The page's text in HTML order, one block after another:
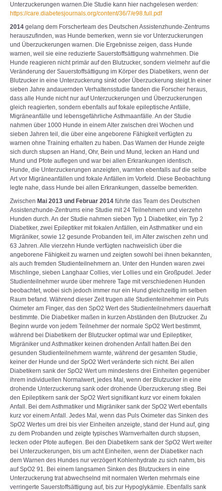
Unterzuckerungen warnen.Die Studie kann hier nachgelesen werden:
https://care.diabetesjournals.org/content/36/7/e98.full.pdf
2014 gelang dem Forscherteam des Deutschen Assistenzhunde-Zentrums
herauszufinden, was Hunde bemerken, wenn sie vor Unterzuckerungen
und Überzuckerungen warnen. Die Ergebnisse zeigen, dass Hunde
warnen, weil sie eine reduzierte Sauerstoffsättigung wahrnehmen. Die
Hunde reagieren nicht primär auf den Blutzucker, sondern vielmehr auf die
Veränderung der Sauerstoffsättigung im Körper des Diabetikers, wenn der
Blutzucker in eine Unterzuckerung sinkt oder Überzuckerung steigt.In einer
sieben Jahre andauernden Verhaltensstudie fanden die Forscher heraus,
dass alle Hunde nicht nur auf Unterzuckerungen und Überzuckerungen
gleich reagierten, sondern ebenfalls auf fokale epileptische Anfälle,
Migräneanfälle und lebensgefährliche Asthmaanfälle. An der Studie
nahmen über 1000 Hunde in einem Alter zwischen drei Wochen und
sieben Jahren teil, die über eine angeborene Fähigkeit verfügten zu
warnen ohne Training erhalten zu haben. Das Warnen der Hunde zeigte
sich durch stupsen an Hand, Ohr, Bein und Mund, lecken an Hand und
Mund und Pfote auflegen und war bei allen Erkrankungen identisch.
Hunde, die Unterzuckerungen anzeigten, warnten ebenfalls auf die selbe
Art vor Migräneanfällen und fokale Anfällen im Vorfeld. Diese Beobachtung
legte nahe, dass Hunde bei allen Erkrankungen, dasselbe bemerkten.
Zwischen Mai 2013 und Februar 2014 führte das Team des Deutschen
Assistenzhunde-Zentrums eine Studie mit 24 Teilnehmern und vierzehn
Hunden durch. An der Studie nahmen sieben Typ 1 Diabetiker, ein Typ 2
Diabetiker, zwei Epileptiker mit fokalen Anfällen, ein Asthmatiker und ein
Migräniker, sowie 12 gesunde Probanden teil, im Alter zwischen zehn und
63 Jahren. Alle vierzehn Hunde verfügten nachweislich über die
angeborene Fähigkeit zu warnen und zeigten sowohl bei ihnen bekannten,
als auch fremden Studienteilnehmern an. Unter den Hunden waren zwei
Mischlinge, sieben Langhaar Collies, vier Lollies und ein Großpudel. Jeder
Studienteilnehmer wurde über mehrere Tage mit verschiedenen Hunden
beobachtet, wobei sich jedoch immer nur ein Hund gleichzeitig im selben
Raum befand. Während dieser Zeit trugen alle Studienteilnehmer ein Puls
Oximeter am Finger, das den SpO2 Wert des Studienteilnehmers dauerhaft
bestimmte. Die Diabetiker maßen in kurzen Abständen den Blutzucker. Zu
Beginn wurde von jedem Teilnehmer der normale SpO2 Wert bestimmt,
während bei Diabetikern der Blutzucker optimal war und Epileptiker,
Migräniker und Asthmatiker keinen drohenden Anfall hatten.Bei den
gesunden Studienteilnehmern warnte, während der gesamten Studie,
keiner der Hunde und der SpO2 Wert veränderte sich nicht. Bei allen
Diabetikern sank der SpO2 Wert um mindestens drei Einheiten gegenüber
ihrem individuellen Normalwert, jedes Mal, wenn der Blutzucker in eine
drohende Unterzuckerung sank oder drohende Überzuckerung stieg. Bei
den Epileptikern sank der SpO2 Wert signifikant kurz vor einem fokalen
Anfall. Bei dem Asthmatiker und Migräniker sank der SpO2 Wert ebenfalls
kurz vor einem Anfall. Jedes Mal, wenn das Puls Oximeter das Sinken des
SpO2 Wertes um drei bis vier Einheiten anzeigte, stand der Hund auf, ging
zu dem Probanden und zeigte typisches Warnverhalten durch stupsen,
lecken oder Pfote auflegen. Bei den Diabetikern sank der SpO2 Wert weiter
bei Unterzuckerungen, bis um acht Einheiten, wenn der Diabetiker nach
dem Warnen des Hundes nur verzögert Kohlenhydrate zu sich nahm, bis
auf SpO2 91. Bei einem langsamen Sinken des Blutzuckers in eine
Unterzuckerung trat abwechselnd mit normalen Werten mehrmals eine
verringerte Sauerstoffsättigung auf, bis zur Hypoglykämie. Ebenfalls sank